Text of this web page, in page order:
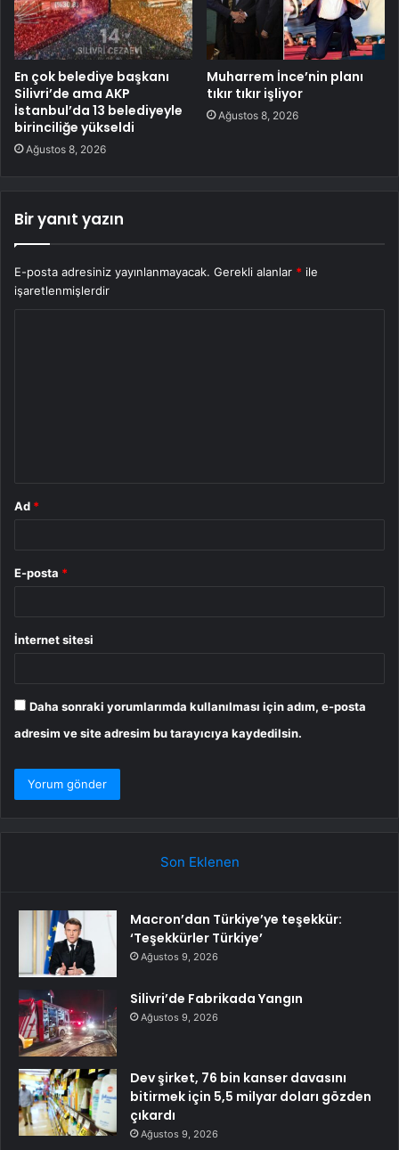
En çok belediye başkanı
Silivri’de ama AKP
İstanbul’da 13 belediyeyle
birinciliğe yükseldi
Ağustos 8, 2026
Muharrem İnce’nin planı
tıkır tıkır işliyor
Ağustos 8, 2026
Bir yanıt yazın
E-posta adresiniz yayınlanmayacak. Gerekli alanlar * ile
işaretlenmişlerdir
Ad *
E-posta *
İnternet sitesi
Daha sonraki yorumlarımda kullanılması için adım, e-posta
adresim ve site adresim bu tarayıcıya kaydedilsin.
Son Eklenen
Macron’dan Türkiye’ye teşekkür:
‘Teşekkürler Türkiye’
Ağustos 9, 2026
Silivri’de Fabrikada Yangın
Ağustos 9, 2026
Dev şirket, 76 bin kanser davasını
bitirmek için 5,5 milyar doları gözden
çıkardı
Ağustos 9, 2026